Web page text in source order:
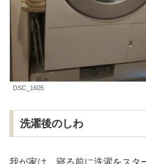
DSC_1605
洗濯後のしわ